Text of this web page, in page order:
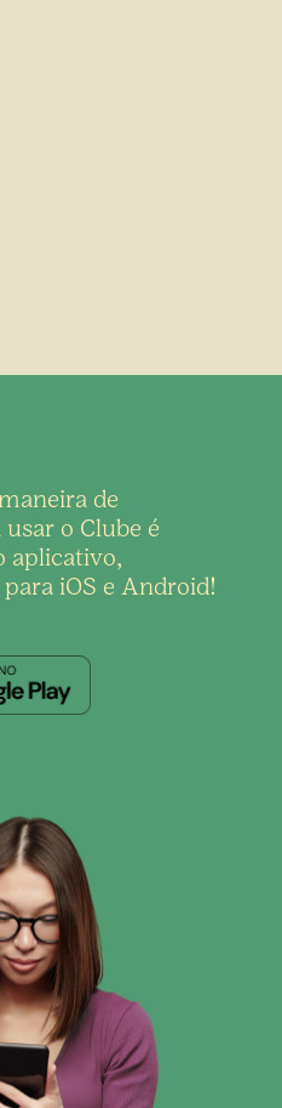
de
o Clube é
aplicativo,
iOS e Android!